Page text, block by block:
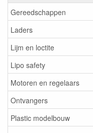
Gereedschappen
Laders
Lijm en loctite
Lipo safety
Motoren en regelaars
Ontvangers
Plastic modelbouw